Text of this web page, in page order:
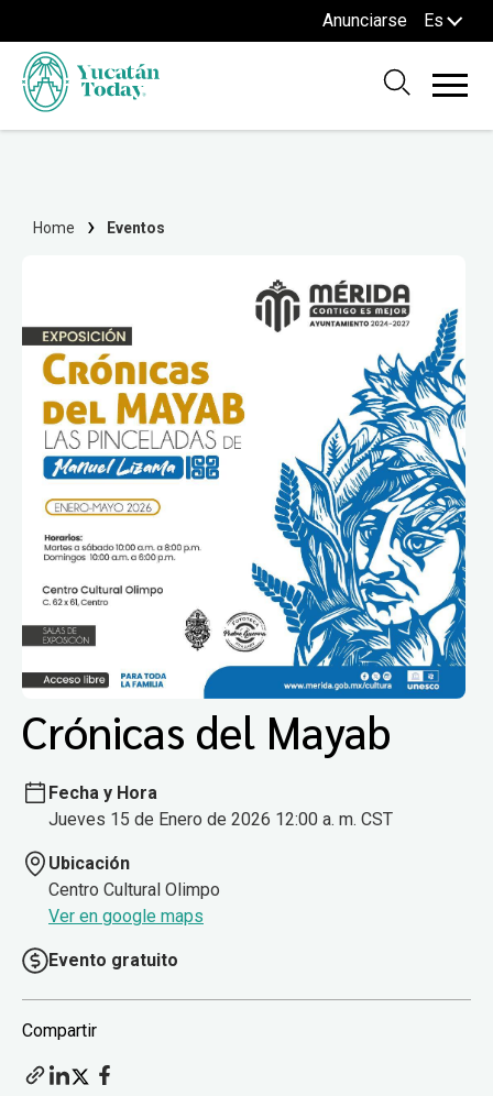
Anunciarse Es
Home Eventos
Crónicas del Mayab
Fecha y Hora
Jueves 15 de Enero de 2026 12:00 a. m. CST
Ubicación
Centro Cultural Olimpo
Ver en google maps
Evento gratuito
Compartir